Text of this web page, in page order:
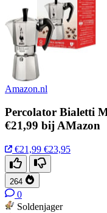
Amazon.nl
Percolator Bialetti
€21,99 bij AMazon
€21,99 €23,95
264
0
Soldenjager